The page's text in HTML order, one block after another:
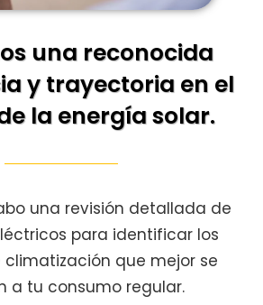
una reconocida
y trayectoria en el
la energía solar.
una revisión detallada de
para identificar los
climatización que mejor se
a tu consumo regular.